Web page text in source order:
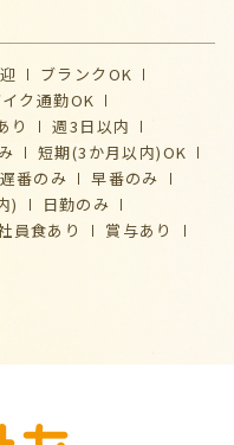
ブランクOK
ク通勤OK
り
週3日以内
短期(3か月以内)OK
遅番のみ
早番のみ
)
日勤のみ
員食あり
賞与あり